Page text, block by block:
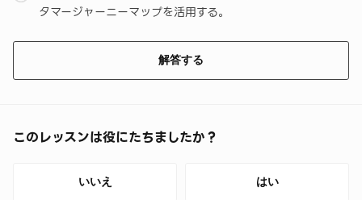
タマージャーニーマップを活用する。
解答する
このレッスンは役にたちましたか？
いいえ はい